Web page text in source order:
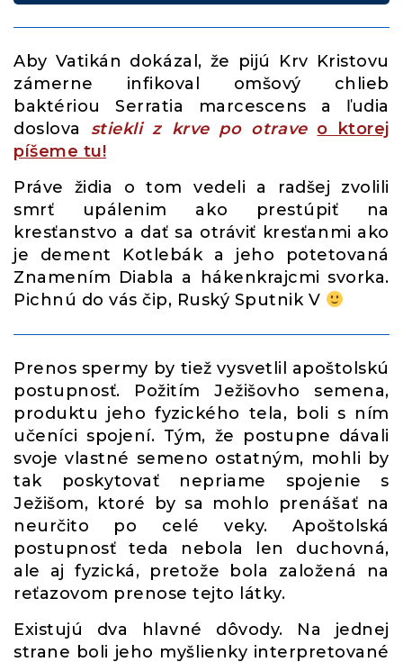
Aby Vatikán dokázal, že pijú Krv Kristovu
zámerne infikoval omšový chlieb
baktériou Serratia marcescens a ľudia
doslova stiekli z krve po otrave o ktorej
píšeme tu!
Práve židia o tom vedeli a radšej zvolili
smrť upálenim ako prestúpiť na
kresťanstvo a dať sa otráviť kresťanmi ako
je dement Kotlebák a jeho potetovaná
Znamením Diabla a hákenkrajcmi svorka.
Pichnú do vás čip, Ruský Sputnik V
Prenos spermy by tiež vysvetlil apoštolskú
postupnosť. Požitím Ježišovho semena,
produktu jeho fyzického tela, boli s ním
učeníci spojení. Tým, že postupne dávali
svoje vlastné semeno ostatným, mohli by
tak poskytovať nepriame spojenie s
Ježišom, ktoré by sa mohlo prenášať na
neurčito po celé veky. Apoštolská
postupnosť teda nebola len duchovná,
ale aj fyzická, pretože bola založená na
reťazovom prenose tejto látky.
Existujú dva hlavné dôvody. Na jednej
strane boli jeho myšlienky interpretované